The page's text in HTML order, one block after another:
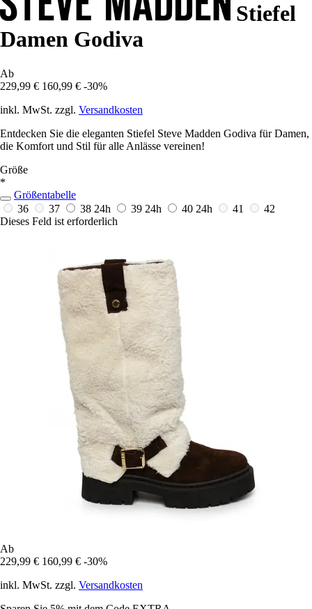
Stiefel
Damen Godiva
Ab
229,99 € 160,99 € -30%
inkl. MwSt. zzgl. Versandkosten
Entdecken Sie die eleganten Stiefel Steve Madden Godiva für Damen,
die Komfort und Stil für alle Anlässe vereinen!
Größe
*
Größentabelle
36
37 38 24h 39 24h 40 24h 41
42
Dieses Feld ist erforderlich
Ab
229,99 € 160,99 € -30%
inkl. MwSt. zzgl. Versandkosten